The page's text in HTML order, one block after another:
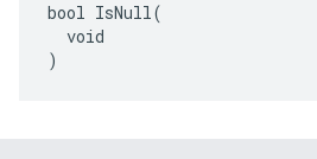
bool IsNull(
  void
)